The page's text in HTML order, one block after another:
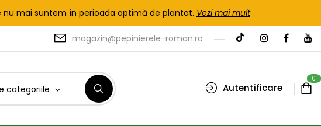
nu mai suntem în perioada optimă de plantat. Vezi mai mult
magazin@pepinierele-roman.ro
categoriile Autentificare
0